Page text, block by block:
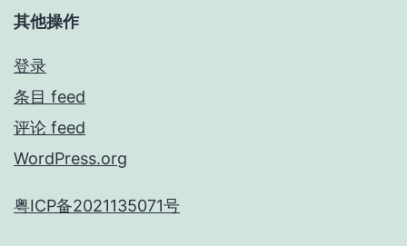
其他操作
登录
条目 feed
评论 feed
WordPress.org
粤ICP备2021135071号